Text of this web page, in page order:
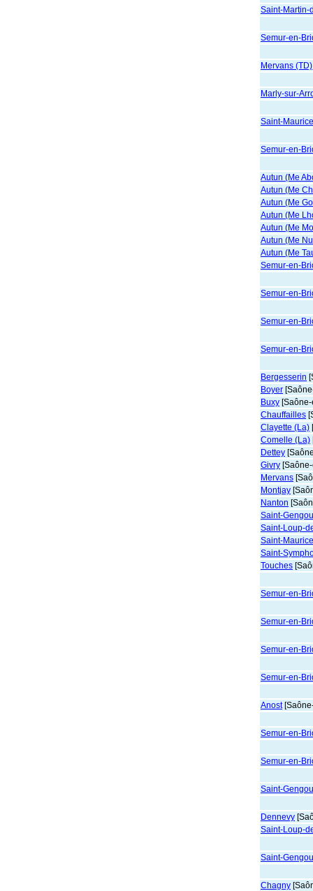
Saint-Martin-
Semur-en-
Mervans (TD)
Marly-sur-
Saint-
Semur-en-
Autun (Me
Autun (Me
Autun (Me
Autun (Me
Autun (Me
Autun (Me
Autun (Me
Semur-en-
Semur-en-
Semur-en-
Semur-en-
Bergesserin
Boyer
Buxy
Chauffailles
Clayette (La)
Comelle (La)
Dettey
Givry
Mervans
Montjay
Nanton
Saint-
Saint-Loup-
Saint-
Saint-
Touches
Semur-en-
Semur-en-
Semur-en-
Semur-en-
Anost
Semur-en-
Semur-en-
Saint-
Dennevy
Saint-Loup-
Saint-
Chagny